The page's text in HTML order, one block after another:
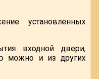
установленных
входной двери,
можно и из других